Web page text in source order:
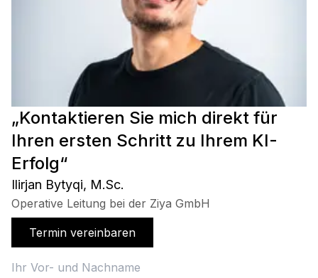
„Kontaktieren Sie mich direkt für
Ihren ersten Schritt zu Ihrem KI-
Erfolg“
Ilirjan Bytyqi, M.Sc.
Operative Leitung bei der Ziya GmbH
Termin vereinbaren